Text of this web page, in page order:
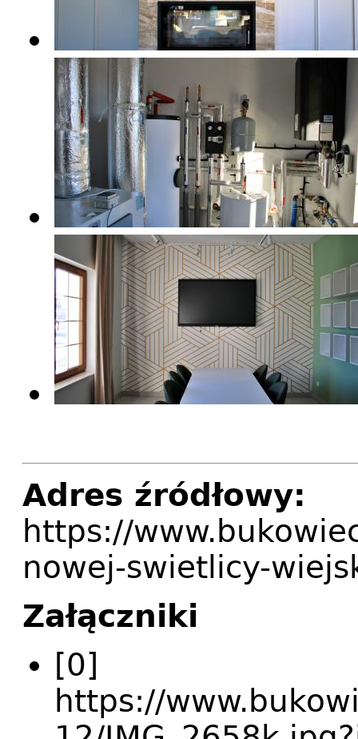
Adres źródłowy:
https://
nowej-swietlicy-
Załączniki
[0]
https://